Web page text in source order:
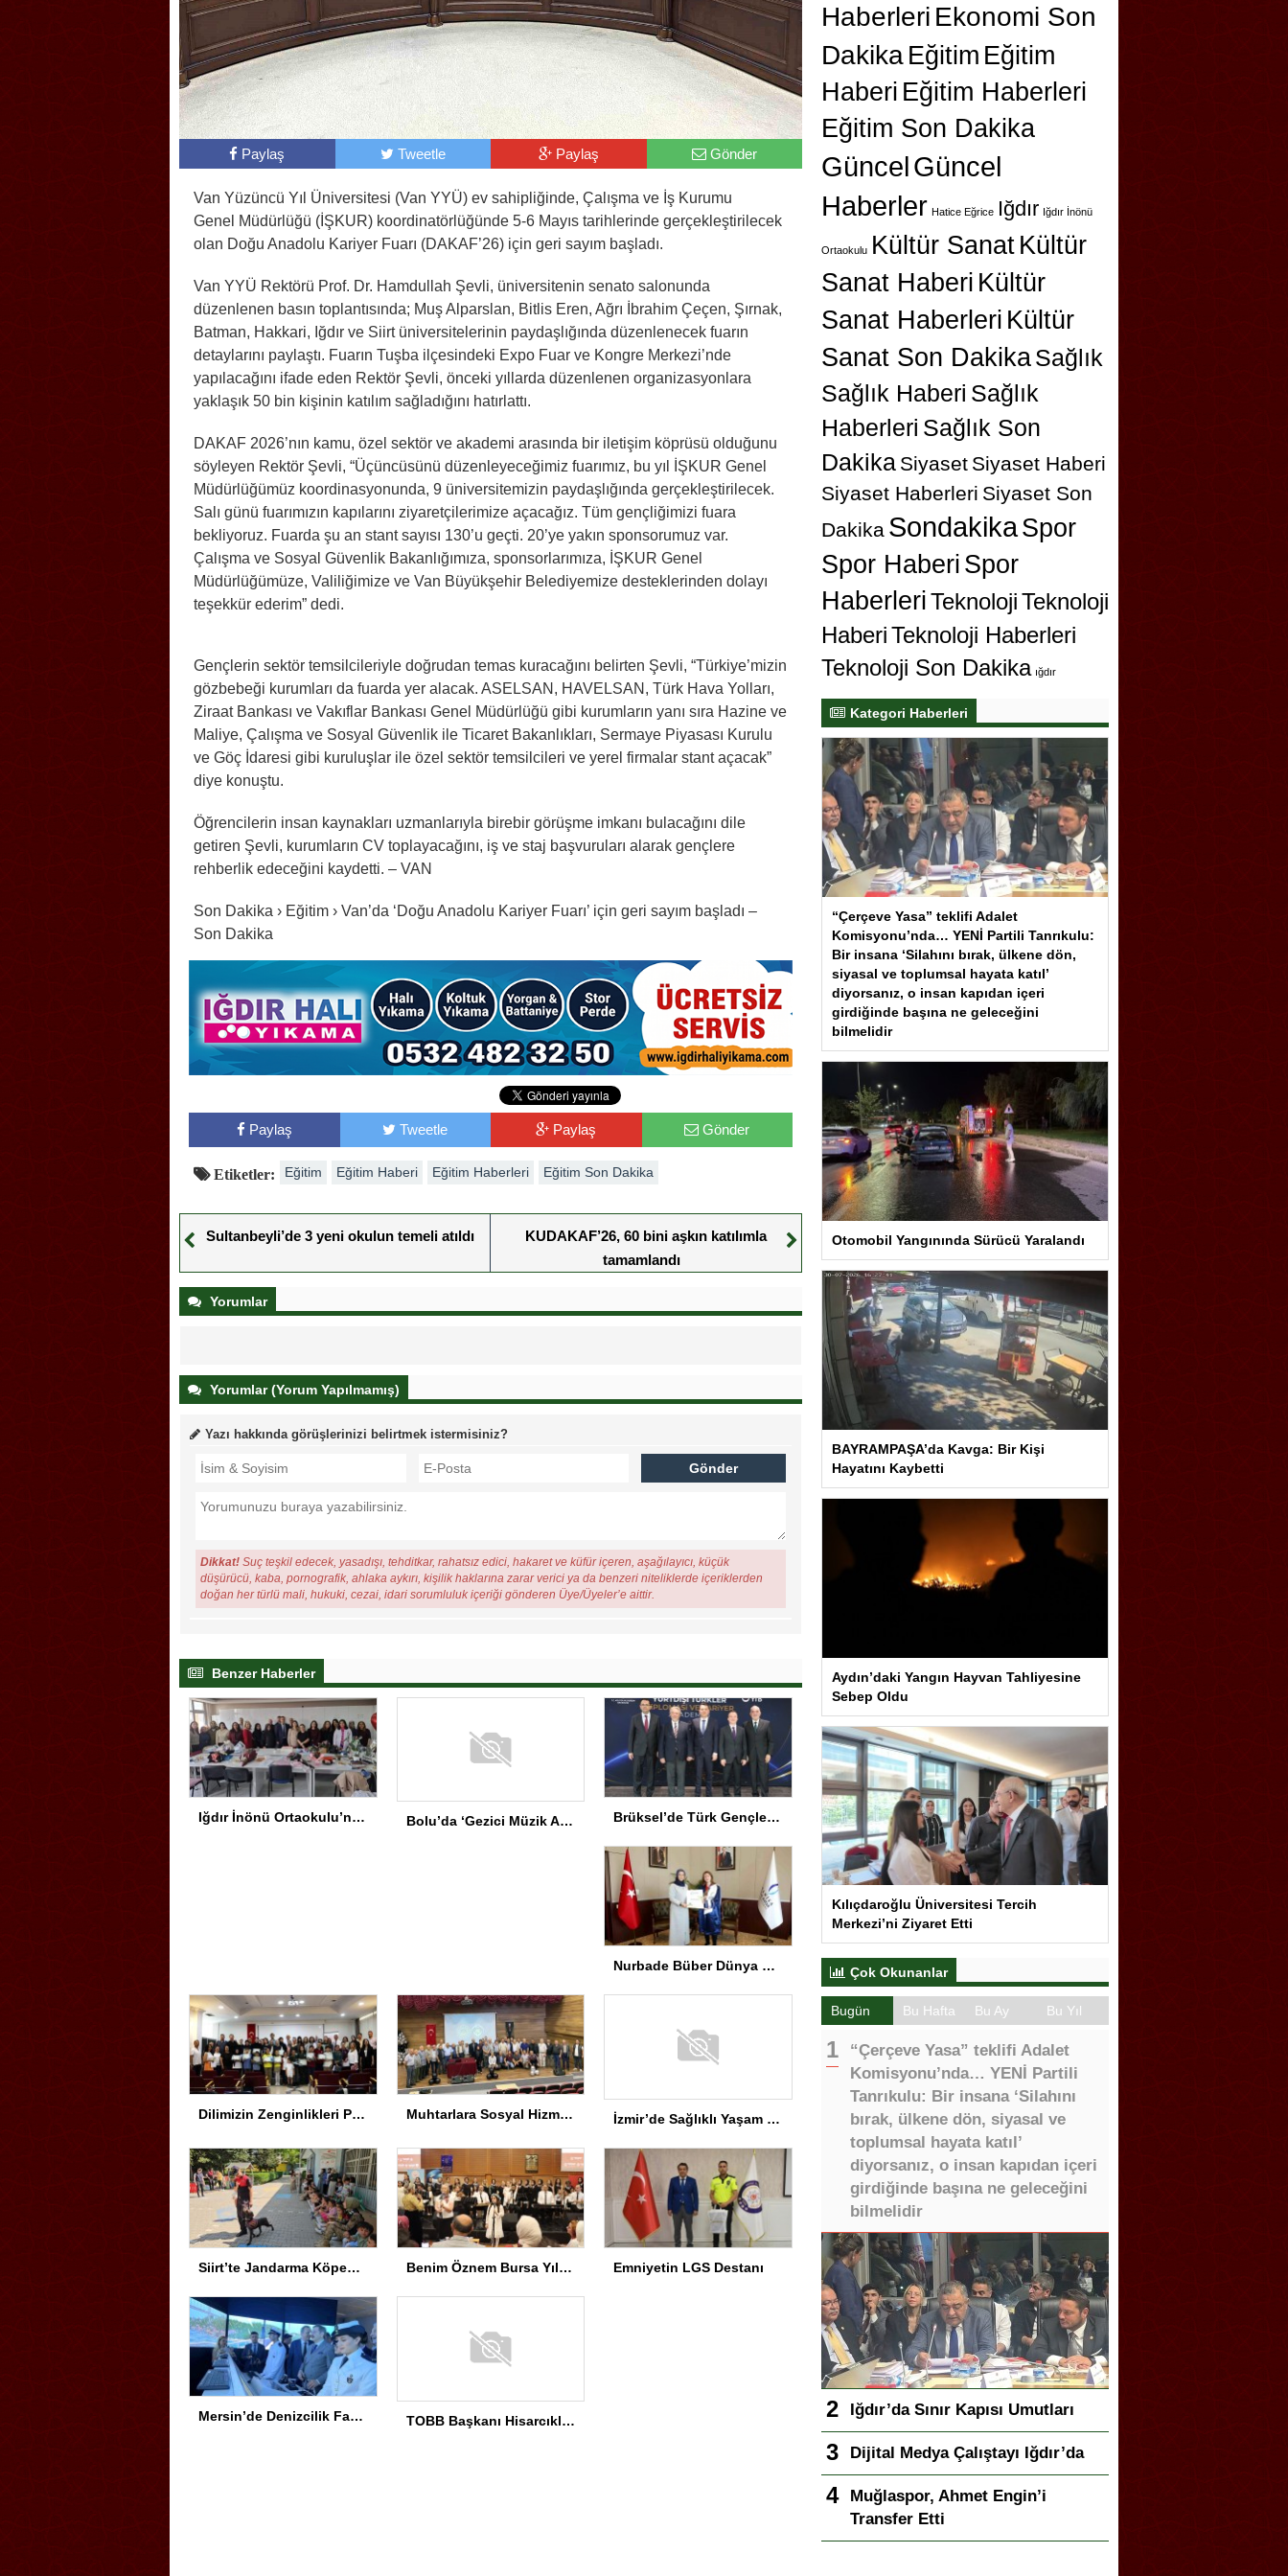
Paylaş Tweetle Paylaş Gönder
Van Yüzüncü Yıl Üniversitesi (Van YYÜ) ev sahipliğinde, Çalışma ve İş Kurumu
Genel Müdürlüğü (İŞKUR) koordinatörlüğünde 5-6 Mayıs tarihlerinde gerçekleştirilecek
olan Doğu Anadolu Kariyer Fuarı (DAKAF’26) için geri sayım başladı.
Van YYÜ Rektörü Prof. Dr. Hamdullah Şevli, üniversitenin senato salonunda
düzenlenen basın toplantısında; Muş Alparslan, Bitlis Eren, Ağrı İbrahim Çeçen, Şırnak,
Batman, Hakkari, Iğdır ve Siirt üniversitelerinin paydaşlığında düzenlenecek fuarın
detaylarını paylaştı. Fuarın Tuşba ilçesindeki Expo Fuar ve Kongre Merkezi’nde
yapılacağını ifade eden Rektör Şevli, önceki yıllarda düzenlenen organizasyonlara
yaklaşık 50 bin kişinin katılım sağladığını hatırlattı.
DAKAF 2026’nın kamu, özel sektör ve akademi arasında bir iletişim köprüsü olduğunu
söyleyen Rektör Şevli, “Üçüncüsünü düzenleyeceğimiz fuarımız, bu yıl İŞKUR Genel
Müdürlüğümüz koordinasyonunda, 9 üniversitemizin paydaşlığında gerçekleştirilecek.
Salı günü fuarımızın kapılarını ziyaretçilerimize açacağız. Tüm gençliğimizi fuara
bekliyoruz. Fuarda şu an stant sayısı 130’u geçti. 20’ye yakın sponsorumuz var.
Çalışma ve Sosyal Güvenlik Bakanlığımıza, sponsorlarımıza, İŞKUR Genel
Müdürlüğümüze, Valiliğimize ve Van Büyükşehir Belediyemize desteklerinden dolayı
teşekkür ederim” dedi.
Gençlerin sektör temsilcileriyle doğrudan temas kuracağını belirten Şevli, “Türkiye’mizin
gözbebeği kurumları da fuarda yer alacak. ASELSAN, HAVELSAN, Türk Hava Yolları,
Ziraat Bankası ve Vakıflar Bankası Genel Müdürlüğü gibi kurumların yanı sıra Hazine ve
Maliye, Çalışma ve Sosyal Güvenlik ile Ticaret Bakanlıkları, Sermaye Piyasası Kurulu
ve Göç İdaresi gibi kuruluşlar ile özel sektör temsilcileri ve yerel firmalar stant açacak”
diye konuştu.
Öğrencilerin insan kaynakları uzmanlarıyla birebir görüşme imkanı bulacağını dile
getiren Şevli, kurumların CV toplayacağını, iş ve staj başvuruları alarak gençlere
rehberlik edeceğini kaydetti. – VAN
Son Dakika › Eğitim › Van’da ‘Doğu Anadolu Kariyer Fuarı’ için geri sayım başladı –
Son Dakika
Paylaş Tweetle Paylaş Gönder
Etiketler: Eğitim Eğitim Haberi Eğitim Haberleri Eğitim Son Dakika
Sultanbeyli’de 3 yeni okulun temeli atıldı
KUDAKAF’26, 60 bini aşkın katılımla
tamamlandı
Yorumlar
Yorumlar (Yorum Yapılmamış)
Yazı hakkında görüşlerinizi belirtmek istermisiniz?
Dikkat! Suç teşkil edecek, yasadışı, tehditkar, rahatsız edici, hakaret ve küfür içeren, aşağılayıcı, küçük
düşürücü, kaba, pornografik, ahlaka aykırı, kişilik haklarına zarar verici ya da benzeri niteliklerde içeriklerden
doğan her türlü mali, hukuki, cezai, idari sorumluluk içeriği gönderen Üye/Üyeler’e aittir.
Benzer Haberler
Iğdır İnönü Ortaokulu’nda Başarının Arkasında Güçlü Yönetim ve Özverili Eğitim Kadrosu Bulunuyor Bolu’da ‘Gezici Müzik Atölyesi’ Gala Programı Brüksel’de Türk Gençler İçin Diplomasi Programı
Nurbade Büber Dünya Şampiyonu
Dilimizin Zenginlikleri Projesi Kapanış Töreni Muhtarlara Sosyal Hizmet Semineri İzmir’de Sağlıklı Yaşam Spor Festivali düzenlendi
Siirt’te Jandarma Köpekleri Anaokulu’nda Gösteri Yaptı Benim Öznem Bursa Yıl Sonu Gösterisi Emniyetin LGS Destanı
Mersin’de Denizcilik Fakültesi binası hizmete açıldı TOBB Başkanı Hisarcıklıoğlu MEÜ’yi Ziyaret Etti
Haberleri Ekonomi Son
Dakika Eğitim Eğitim
Haberi Eğitim Haberleri
Eğitim Son Dakika
GüncelGüncel
Haberler Hatice Eğrice Iğdır Iğdır İnönü
Ortaokulu Kültür SanatKültür
Sanat Haberi Kültür
Sanat Haberleri Kültür
Sanat Son DakikaSağlık
Sağlık Haberi Sağlık
Haberleri Sağlık Son
Dakika Siyaset Siyaset Haberi
Siyaset Haberleri Siyaset Son
Dakika SondakikaSpor
Spor Haberi Spor
HaberleriTeknolojiTeknoloji
HaberiTeknoloji Haberleri
Teknoloji Son Dakika ığdır
Kategori Haberleri
“Çerçeve Yasa” teklifi Adalet
Komisyonu’nda… YENİ Partili Tanrıkulu:
Bir insana ‘Silahını bırak, ülkene dön,
siyasal ve toplumsal hayata katıl’
diyorsanız, o insan kapıdan içeri
girdiğinde başına ne geleceğini
bilmelidir
Otomobil Yangınında Sürücü Yaralandı
BAYRAMPAŞA’da Kavga: Bir Kişi
Hayatını Kaybetti
Aydın’daki Yangın Hayvan Tahliyesine
Sebep Oldu
Kılıçdaroğlu Üniversitesi Tercih
Merkezi’ni Ziyaret Etti
Çok Okunanlar
Bugün Bu Hafta Bu Ay Bu Yıl
“Çerçeve Yasa” teklifi Adalet
Komisyonu’nda… YENİ Partili
Tanrıkulu: Bir insana ‘Silahını
bırak, ülkene dön, siyasal ve
toplumsal hayata katıl’
diyorsanız, o insan kapıdan içeri
girdiğinde başına ne geleceğini
bilmelidir
Iğdır’da Sınır Kapısı Umutları
Dijital Medya Çalıştayı Iğdır’da
Muğlaspor, Ahmet Engin’i
Transfer Etti